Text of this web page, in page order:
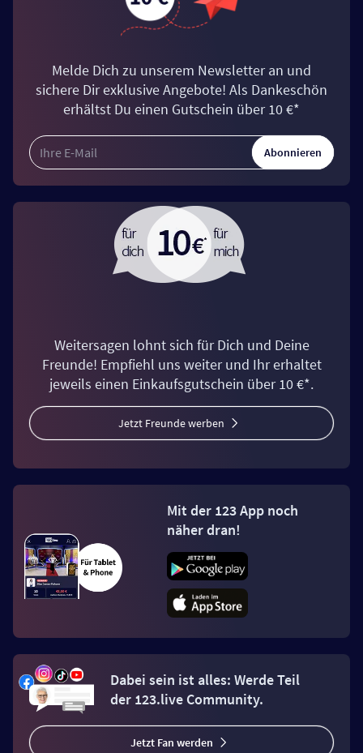
Melde Dich zu unserem Newsletter an und
sichere Dir exklusive Angebote! Als Dankeschön
erhältst Du einen Gutschein über 10 €*
Abonnieren
Weitersagen lohnt sich für Dich und Deine
Freunde! Empfiehl uns weiter und Ihr erhaltet
jeweils einen Einkaufsgutschein über 10 €*.
Jetzt Freunde werben
Mit der 123 App noch
näher dran!
Dabei sein ist alles: Werde Teil
der 123.live Community.
Jetzt Fan werden